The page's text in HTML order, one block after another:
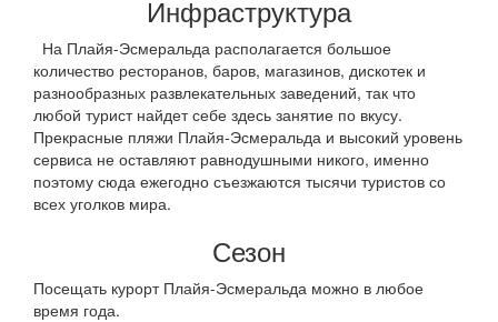
Инфраструктура
На Плайя-Эсмеральда располагается большое
количество ресторанов, баров, магазинов, дискотек и
разнообразных развлекательных заведений, так что
любой турист найдет себе здесь занятие по вкусу.
Прекрасные пляжи Плайя-Эсмеральда и высокий уровень
сервиса не оставляют равнодушными никого, именно
поэтому сюда ежегодно съезжаются тысячи туристов со
всех уголков мира.
Сезон
Посещать курорт Плайя-Эсмеральда можно в любое
время года.